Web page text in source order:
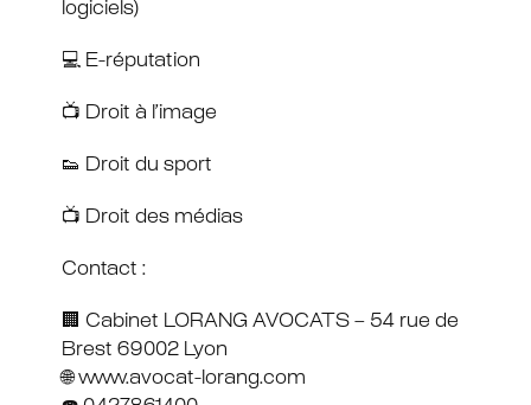
logiciels)
💻 E-réputation
📺 Droit à l’image
👟 Droit du sport
📺 Droit des médias
Contact :
🏢 Cabinet LORANG AVOCATS – 54 rue de
Brest 69002 Lyon
🌐 www.avocat-lorang.com